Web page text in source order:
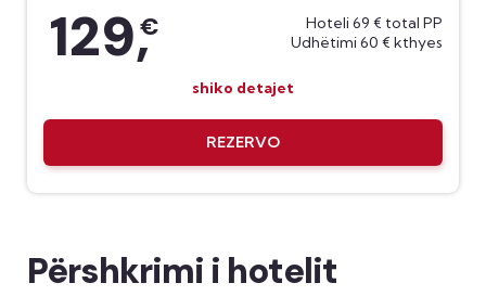
129,€
Hoteli 69 € total PP
Udhëtimi 60 € kthyes
shiko detajet
REZERVO
Përshkrimi i hotelit